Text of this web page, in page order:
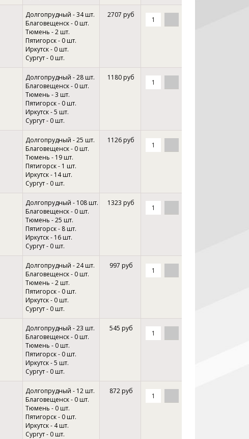
Долгопрудный - 34 шт.
Благовещенск - 0 шт.
Тюмень - 2 шт.
Пятигорск - 0 шт.
Иркутск - 0 шт.
Сургут - 0 шт.
2707 руб
Долгопрудный - 28 шт.
Благовещенск - 0 шт.
Тюмень - 3 шт.
Пятигорск - 0 шт.
Иркутск - 5 шт.
Сургут - 0 шт.
1180 руб
Долгопрудный - 25 шт.
Благовещенск - 0 шт.
Тюмень - 19 шт.
Пятигорск - 1 шт.
Иркутск - 14 шт.
Сургут - 0 шт.
1126 руб
Долгопрудный - 108 шт.
Благовещенск - 0 шт.
Тюмень - 25 шт.
Пятигорск - 8 шт.
Иркутск - 16 шт.
Сургут - 0 шт.
1323 руб
Долгопрудный - 24 шт.
Благовещенск - 0 шт.
Тюмень - 2 шт.
Пятигорск - 0 шт.
Иркутск - 0 шт.
Сургут - 0 шт.
997 руб
Долгопрудный - 23 шт.
Благовещенск - 0 шт.
Тюмень - 0 шт.
Пятигорск - 0 шт.
Иркутск - 5 шт.
Сургут - 0 шт.
545 руб
Долгопрудный - 12 шт.
Благовещенск - 0 шт.
Тюмень - 0 шт.
Пятигорск - 0 шт.
Иркутск - 4 шт.
Сургут - 0 шт.
872 руб